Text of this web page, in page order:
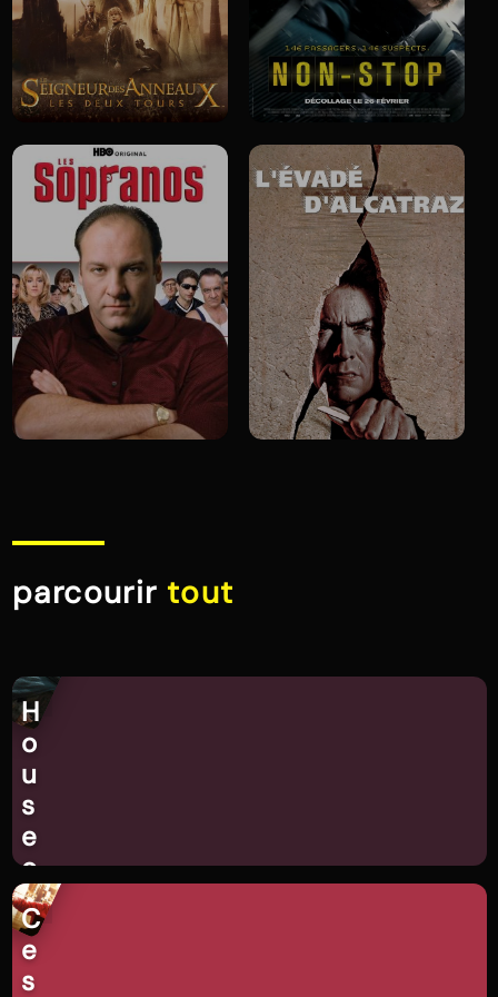
parcourir tout
H
o
u
s
e
o
f
t
h
C
e
s